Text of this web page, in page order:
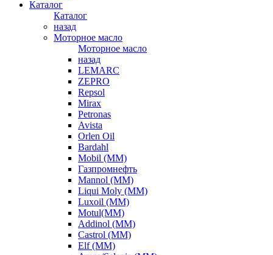
Каталог
Каталог
назад
Моторное масло
Моторное масло
назад
LEMARC
ZEPRO
Repsol
Mirax
Petronas
Avista
Orlen Oil
Bardahl
Mobil (ММ)
Газпромнефть
Mannol (ММ)
Liqui Moly (ММ)
Luxoil (ММ)
Motul(ММ)
Addinol (ММ)
Castrol (ММ)
Elf (ММ)